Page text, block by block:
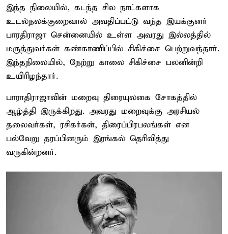
இந்த நிலையில், கடந்த சில நாட்களாக
உடல்நலக்குறைவால் அவதிப்பட்டு வந்த இயக்குனர்
பாரதிராஜா சென்னையில் உள்ள அவரது இல்லத்தில்
மருத்துவர்கள் கண்காணிப்பில் சிகிச்சை பெற்றுவந்தார்.
இந்தநிலையில், நேற்று காலை சிகிச்சை பலனின்றி
உயிரிழந்தார்.
பாராதிராஜாவின் மறைவு திரையுலகை சோகத்தில்
ஆழ்த்தி இருக்கிறது. அவரது மறைவுக்கு அரசியல்
தலைவர்கள், ரசிகர்கள், திரைப்பிரபலங்கள் என
பல்வேறு தரப்பினரும் இரங்கல் தெரிவித்து
வருகின்றனர்.